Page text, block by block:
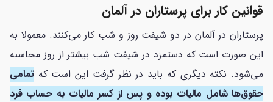
قوانین کار برای پرستاران در آلمان
پرستاران در آلمان در دو شیفت روز و شب کار می‌کنند. معمولا به
این صورت است که دستمزد در شیفت شب بیشتر از روز محاسبه
می‌شود. نکته دیگری که باید در نظر گرفت این است که تمامی
حقوق‌ها شامل مالیات بوده و پس از کسر مالیات به حساب فرد